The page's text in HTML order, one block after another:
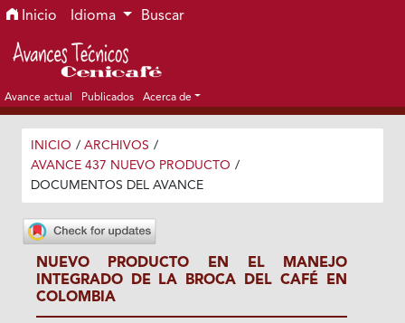
Ir al menú de navegación principal
Ir al contenido principal
Ir al pie de página del sitio
Inicio Idioma Buscar
Avance actual Publicados Acerca de
INICIO / ARCHIVOS /
AVANCE 437 NUEVO PRODUCTO /
DOCUMENTOS DEL AVANCE
NUEVO PRODUCTO EN EL MANEJO
INTEGRADO DE LA BROCA DEL CAFÉ EN
COLOMBIA